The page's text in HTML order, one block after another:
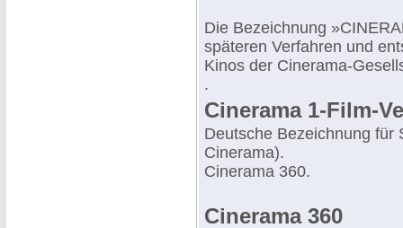
Die Bezeichnung
späteren Verfahren und
Kinos der Cinerama-
.
Cinerama 1-Film-
Deutsche Bezeichnung für
Cinerama).
Cinerama 360.
Cinerama 360